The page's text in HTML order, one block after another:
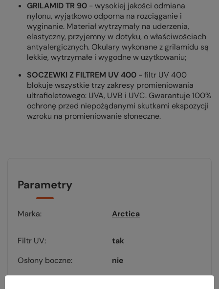
GRILAMID TR 90 - wysokiej jakości odmiana
nylonu, wyjątkowo odporna na rozciąganie i
wyginanie. Materiał wytrzymały na uderzenia,
elastyczny, przyjemny w dotyku, o właściwościach
antyalergicznych. Okulary wykonane z grilamidu są
lekkie, wytrzymałe i wygodne w użytkowaniu;
SOCZEWKI Z FILTREM UV 400 - filtr UV 400
blokuje wszystkie trzy zakresy promieniowania
ultrafioletowego: UVA, UVB i UVC. Gwarantuje 100%
ochronę przed niepożądanymi skutkami ekspozycji
wzroku na promieniowanie słoneczne.
Parametry
Marka Arctica
Filtr UV
tak
Osłony boczne
nie